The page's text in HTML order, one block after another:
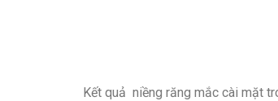
Kết quả niềng răng mắc cài mặt